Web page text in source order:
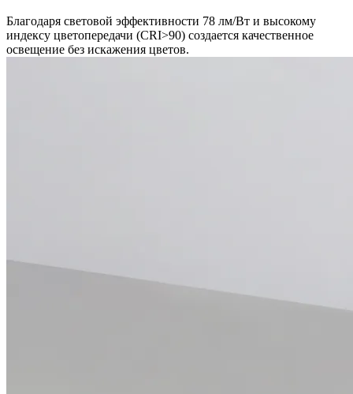
Благодаря световой эффективности 78 лм/Вт и высокому
индексу цветопередачи (CRI>90) создается качественное
освещение без искажения цветов.